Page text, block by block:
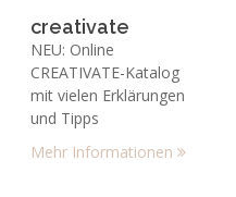
creativate
NEU: Online
CREATIVATE-Katalog
mit vielen Erklärungen
und Tipps
Mehr Informationen